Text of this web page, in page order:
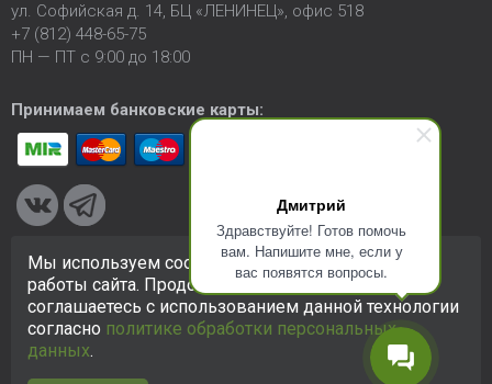
Дмитрий
Здравствуйте! Готов помочь
вам. Напишите мне, если у
вас появятся вопросы.
ул. Софийская д. 14, БЦ «ЛЕНИНЕЦ», офис 518
+7 (812) 448-65-75
ПН — ПТ с 9:00 до 18:00
Принимаем банковские карты:
© 2005-2026 ООО «КСК». Сайт https://ksk24.ruсоздан
исключительно в информационных целях и любая информация
на сайте не является публичной офертой.Политика в
отношении персональных данных
Мы используем cookie-файлы для улучшения
работы сайта. Продолжая использовать сайт, вы
соглашаетесь с использованием данной технологии
согласно политике обработки персональных
данных.